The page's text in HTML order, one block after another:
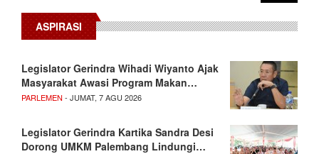
ASPIRASI
Legislator Gerindra Wihadi Wiyanto Ajak
Masyarakat Awasi Program Makan…
PARLEMEN - JUMAT, 7 AGU 2026
Legislator Gerindra Kartika Sandra Desi
Dorong UMKM Palembang Lindungi…